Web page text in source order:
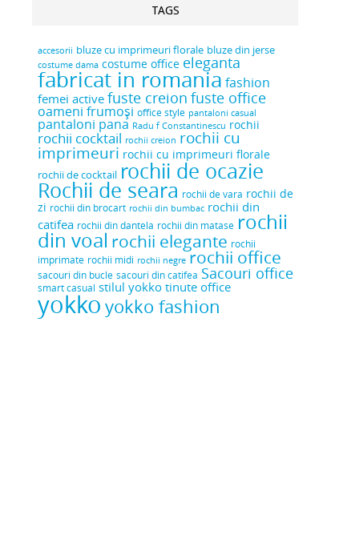
TAGS
accesorii bluze cu imprimeuri florale bluze din jerse
costume dama costume office eleganta
fabricat in romania fashion
femei active fuste creion fuste office
oameni frumoși office style pantaloni casual
pantaloni pana Radu f Constantinescu rochii
rochii cocktail rochii creion rochii cu
imprimeuri rochii cu imprimeuri florale
rochii de cocktail rochii de ocazie
Rochii de seara rochii de vara rochii de
zi rochii din brocart rochii din bumbac rochii din
catifea rochii din dantela rochii din matase rochii
din voal rochii elegante rochii
imprimate rochii midi rochii negre rochii office
sacouri din bucle sacouri din catifea Sacouri office
smart casual stilul yokko tinute office
yokko yokko fashion